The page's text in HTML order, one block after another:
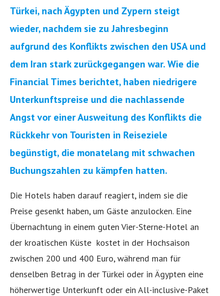
Türkei, nach Ägypten und Zypern steigt
wieder, nachdem sie zu Jahresbeginn
aufgrund des Konflikts zwischen den USA und
dem Iran stark zurückgegangen war. Wie die
Financial Times berichtet, haben niedrigere
Unterkunftspreise und die nachlassende
Angst vor einer Ausweitung des Konflikts die
Rückkehr von Touristen in Reiseziele
begünstigt, die monatelang mit schwachen
Buchungszahlen zu kämpfen hatten.
Die Hotels haben darauf reagiert, indem sie die
Preise gesenkt haben, um Gäste anzulocken. Eine
Übernachtung in einem guten Vier-Sterne-Hotel an
der kroatischen Küste kostet in der Hochsaison
zwischen 200 und 400 Euro, während man für
denselben Betrag in der Türkei oder in Ägypten eine
höherwertige Unterkunft oder ein All-inclusive-Paket